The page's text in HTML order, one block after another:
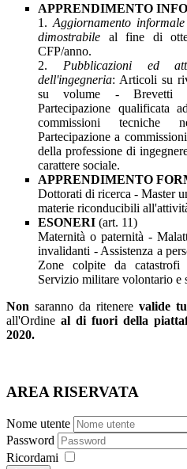
APPRENDIMENTO
1.Aggiornamento
dimostrabile al fine di
CFP/anno.
2. Pubblicazioni ed
dell'ingegneria: Articoli su
su volume - Brevetti
Partecipazione qualificata
commissioni tecniche
Partecipazione a
della professione di
carattere sociale.
APPRENDIMENTO
Dottorati di ricerca - Master
materie riconducibili
ESONERI (art. 11)
Maternità o paternità -
invalidanti - Assistenza a
Zone colpite da
Servizio militare volontario e
Non saranno da ritenere valide
all'Ordine al di fuori della
2020.
AREA RISERVATA
Nome utente
Password
Ricordami